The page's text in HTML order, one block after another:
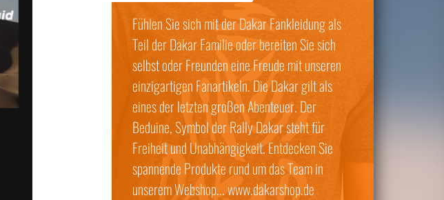
Fühlen Sie sich mit der Dakar Fankleidung als
Teil der Dakar Familie oder bereiten Sie sich
selbst oder Freunden eine Freude mit unseren
einzigartigen Fanartikeln. Die Dakar gilt als
eines der letzten großen Abenteuer. Der
Beduine, Symbol der Rally Dakar steht für
Freiheit und Unabhängigkeit. Entdecken Sie
spannende Produkte rund um das Team in
unserem Webshop... www.dakarshop.de